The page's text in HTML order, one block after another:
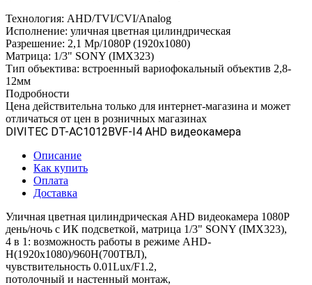
Технология: AHD/TVI/CVI/Analog
Исполнение: уличная цветная цилиндрическая
Разрешение: 2,1 Mp/1080P (1920x1080)
Матрица: 1/3" SONY (IMX323)
Тип объектива: встроенный вариофокальный объектив 2,8-
12мм
Подробности
Цена действительна только для интернет-магазина и может
отличаться от цен в розничных магазинах
DIVITEC DT-AC1012BVF-I4 AHD видеокамера
Описание
Как купить
Оплата
Доставка
Уличная цветная цилиндрическая AHD видеокамера 1080P
день/ночь с ИК подсветкой, матрица 1/3" SONY (IMX323),
4 в 1: возможность работы в режиме AHD-
H(1920x1080)/960H(700ТВЛ),
чувствительность 0.01Lux/F1.2,
потолочный и настенный монтаж,